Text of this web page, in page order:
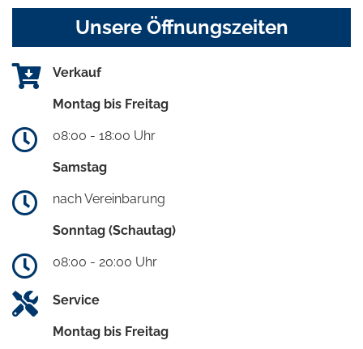
Unsere Öffnungszeiten
Verkauf
Montag bis Freitag
08:00 - 18:00 Uhr
Samstag
nach Vereinbarung
Sonntag (Schautag)
08:00 - 20:00 Uhr
Service
Montag bis Freitag